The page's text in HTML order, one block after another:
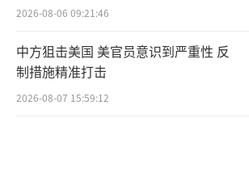
2026-08-06 09:21:46
中方狙击美国 美官员意识到严重性 反
制措施精准打击
2026-08-07 15:59:12